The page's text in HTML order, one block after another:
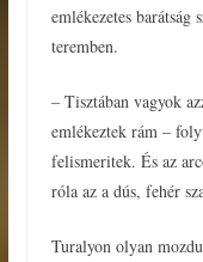
emlékezetes barátság
teremben.
– Tisztában vagyok
emlékeztek rám –
felismeritek. És az
róla az a dús, fehér
Turalyon olyan